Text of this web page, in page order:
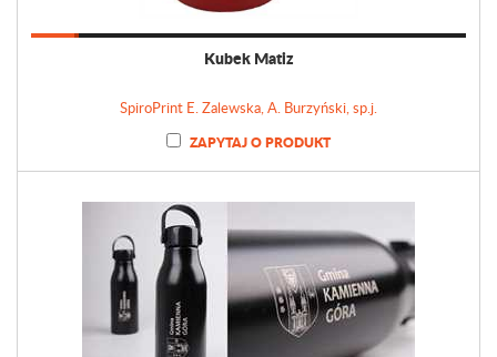
Kubek Matiz
SpiroPrint E. Zalewska, A. Burzyński, sp.j.
ZAPYTAJ O PRODUKT